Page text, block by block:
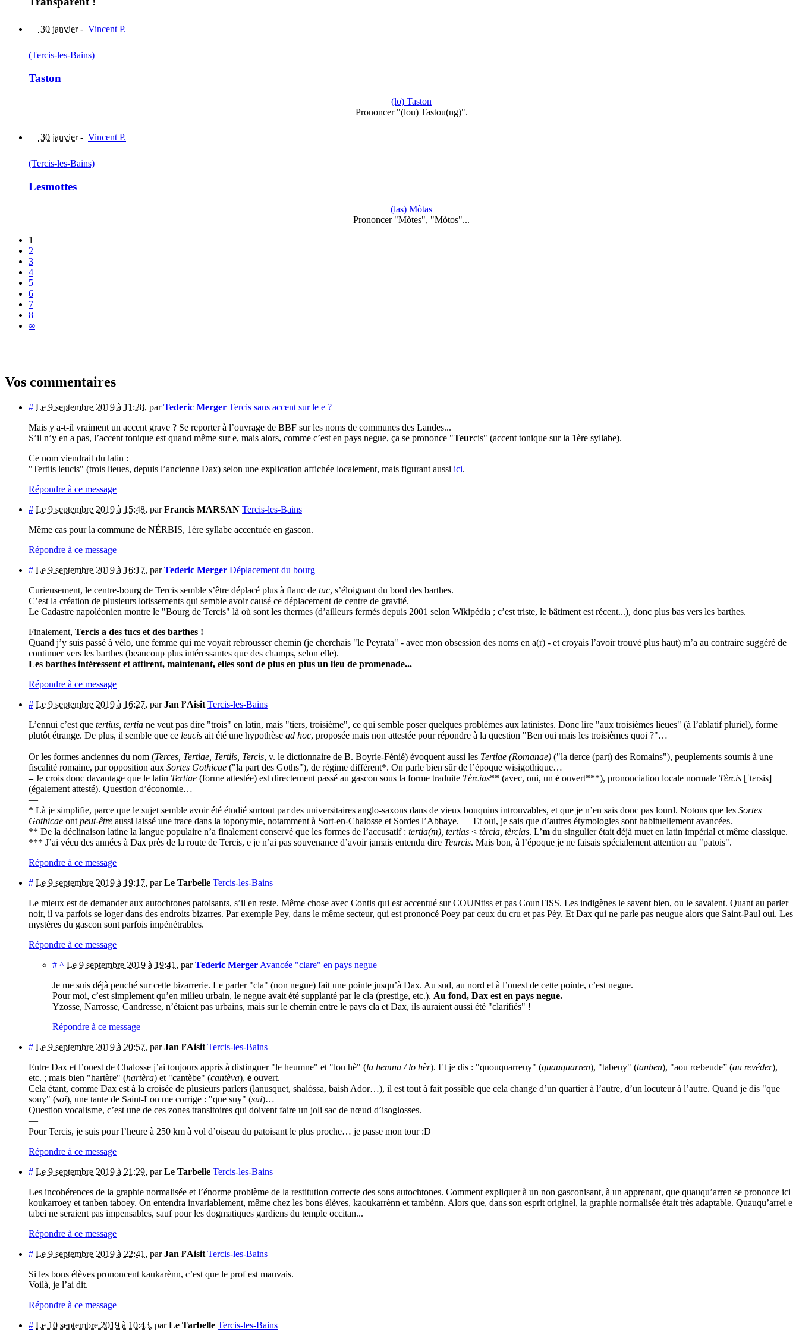
30 janvier- Vincent P.
(Tercis-les-Bains)
Taston
(lo) Taston
Prononcer "(lou) Tastou(ng)".
30 janvier- Vincent P.
(Tercis-les-Bains)
Lesmottes
(las) Mòtas
Prononcer "Mòtes", "Mòtos"...
1
2
3
4
5
6
7
8
∞
Vos commentaires
# Le 9 septembre 2019 à 11:28, parTederic Merger Tercis sans accent sur le e ?
Mais y a-t-il vraiment un accent grave ? Se reporter à l’ouvrage de BBF sur les noms de communes des Landes...
S’il n’y en a pas, l’accent tonique est quand même sur e, mais alors, comme c’est en pays negue, ça se prononce "Teurcis" (accent tonique sur la 1ère syllabe).
Ce nom viendrait du latin :
"Tertiis leucis" (trois lieues, depuis l’ancienne Dax) selon une explication affichée localement, mais figurant aussi ici.
Répondre à ce message
# Le 9 septembre 2019 à 15:48, parFrancis MARSAN Tercis-les-Bains
Même cas pour la commune de NÈRBIS, 1ère syllabe accentuée en gascon.
Répondre à ce message
# Le 9 septembre 2019 à 16:17, parTederic Merger Déplacement du bourg
Curieusement, le centre-bourg de Tercis semble s’être déplacé plus à flanc de tuc, s’éloignant du bord des barthes.
C’est la création de plusieurs lotissements qui semble avoir causé ce déplacement de centre de gravité.
Le Cadastre napoléonien montre le "Bourg de Tercis" là où sont les thermes (d’ailleurs fermés depuis 2001 selon Wikipédia ; c’est triste, le bâtiment est récent...), donc plus bas vers les barthes.
Finalement, Tercis a des tucs et des barthes !
Quand j’y suis passé à vélo, une femme qui me voyait rebrousser chemin (je cherchais "le Peyrata" - avec mon obsession des noms en a(r) - et croyais l’avoir trouvé plus haut) m’a au contraire suggéré de
continuer vers les barthes (beaucoup plus intéressantes que des champs, selon elle).
Les barthes intéressent et attirent, maintenant, elles sont de plus en plus un lieu de promenade...
Répondre à ce message
# Le 9 septembre 2019 à 16:27, parJan l’Aisit Tercis-les-Bains
L’ennui c’est que tertius, tertia ne veut pas dire "trois" en latin, mais "tiers, troisième", ce qui semble poser quelques problèmes aux latinistes. Donc lire "aux troisièmes lieues" (à l’ablatif pluriel), forme
plutôt étrange. De plus, il semble que ce leucis ait été une hypothèse ad hoc, proposée mais non attestée pour répondre à la question "Ben oui mais les troisièmes quoi ?"…
—
Or les formes anciennes du nom (Terces, Tertiae, Tertiis, Tercis, v. le dictionnaire de B. Boyrie-Fénié) évoquent aussi les Tertiae (Romanae) ("la tierce (part) des Romains"), peuplements soumis à une
fiscalité romaine, par opposition aux Sortes Gothicae ("la part des Goths"), de régime différent*. On parle bien sûr de l’époque wisigothique…
–Je crois donc davantage que le latin Tertiae (forme attestée) est directement passé au gascon sous la forme traduite Tèrcias** (avec, oui, un è ouvert***), prononciation locale normale Tèrcis [ˈtɛrsis]
(également attesté). Question d’économie…
—
* Là je simplifie, parce que le sujet semble avoir été étudié surtout par des universitaires anglo-saxons dans de vieux bouquins introuvables, et que je n’en sais donc pas lourd. Notons que les Sortes
Gothicae ont peut-être aussi laissé une trace dans la toponymie, notamment à Sort-en-Chalosse et Sordes l’Abbaye. — Et oui, je sais que d’autres étymologies sont habituellement avancées.
** De la déclinaison latine la langue populaire n’a finalement conservé que les formes de l’accusatif : tertia(m), tertias < tèrcia, tèrcias. L’m du singulier était déjà muet en latin impérial et même classique.
*** J’ai vécu des années à Dax près de la route de Tercis, e je n’ai pas souvenance d’avoir jamais entendu dire Teurcis. Mais bon, à l’époque je ne faisais spécialement attention au "patois".
Répondre à ce message
# Le 9 septembre 2019 à 19:17, parLe Tarbelle Tercis-les-Bains
Le mieux est de demander aux autochtones patoisants, s’il en reste. Même chose avec Contis qui est accentué sur COUNtiss et pas CounTISS. Les indigènes le savent bien, ou le savaient. Quant au parler
noir, il va parfois se loger dans des endroits bizarres. Par exemple Pey, dans le même secteur, qui est prononcé Poey par ceux du cru et pas Pèy. Et Dax qui ne parle pas neugue alors que Saint-Paul oui. Les
mystères du gascon sont parfois impénétrables.
Répondre à ce message
# ^ Le 9 septembre 2019 à 19:41 , parTederic Merger Avancée "clare" en pays negue
Je me suis déjà penché sur cette bizarrerie. Le parler "cla" (non negue) fait une pointe jusqu’à Dax. Au sud, au nord et à l’ouest de cette pointe, c’est negue.
Pour moi, c’est simplement qu’en milieu urbain, le negue avait été supplanté par le cla (prestige, etc.). Au fond, Dax est en pays negue.
Yzosse, Narrosse, Candresse, n’étaient pas urbains, mais sur le chemin entre le pays cla et Dax, ils auraient aussi été "clarifiés" !
Répondre à ce message
# Le 9 septembre 2019 à 20:57, parJan l’Aisit Tercis-les-Bains
Entre Dax et l’ouest de Chalosse j’ai toujours appris à distinguer "le heumne" et "lou hè" (la hemna / lo hèr). Et je dis : "quouquarreuy" (quauquarren), "tabeuy" (tanben), "aou rœbeude” (au revéder),
etc. ; mais bien "hartère" (hartèra) et "cantèbe" (cantèva), è ouvert.
Cela étant, comme Dax est à la croisée de plusieurs parlers (lanusquet, shalòssa, baish Ador…), il est tout à fait possible que cela change d’un quartier à l’autre, d’un locuteur à l’autre. Quand je dis "que
souy" (soi), une tante de Saint-Lon me corrige : "que suy" (sui)…
Question vocalisme, c’est une de ces zones transitoires qui doivent faire un joli sac de nœud d’isoglosses.
—
Pour Tercis, je suis pour l’heure à 250 km à vol d’oiseau du patoisant le plus proche… je passe mon tour :D
Répondre à ce message
# Le 9 septembre 2019 à 21:29, parLe Tarbelle Tercis-les-Bains
Les incohérences de la graphie normalisée et l’énorme problème de la restitution correcte des sons autochtones. Comment expliquer à un non gasconisant, à un apprenant, que quauqu’arren se prononce ici
koukarroey et tanben taboey. On entendra invariablement, même chez les bons élèves, kaoukarrènn et tambènn. Alors que, dans son esprit originel, la graphie normalisée était très adaptable. Quauqu’arrei e
tabei ne seraient pas impensables, sauf pour les dogmatiques gardiens du temple occitan...
Répondre à ce message
# Le 9 septembre 2019 à 22:41 , parJan l’Aisit Tercis-les-Bains
Si les bons élèves prononcent kaukarènn, c’est que le prof est mauvais.
Voilà, je l’ai dit.
Répondre à ce message
# Le 10 septembre 2019 à 10:43, parLe Tarbelle Tercis-les-Bains